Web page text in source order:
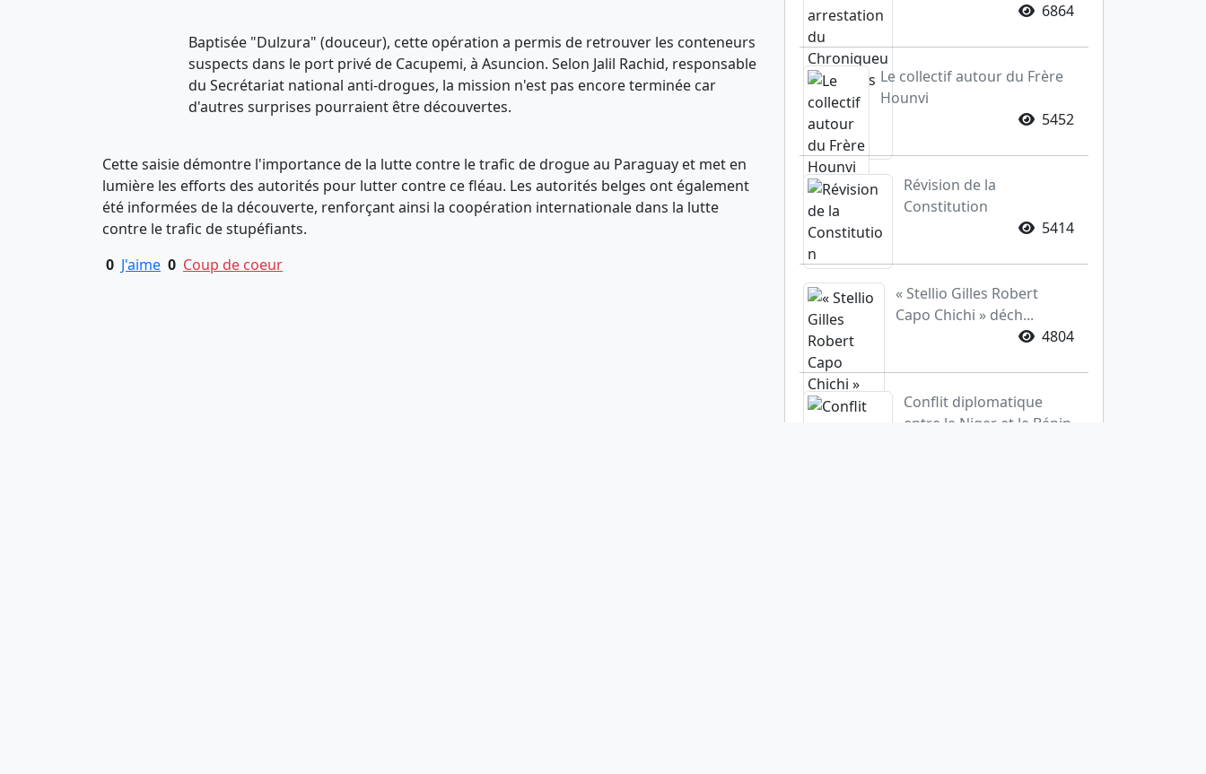
Baptisée "Dulzura" (douceur), cette opération a permis de retrouver les conteneurs
suspects dans le port privé de Cacupemi, à Asuncion. Selon Jalil Rachid, responsable
du Secrétariat national anti-drogues, la mission n'est pas encore terminée car
d'autres surprises pourraient être découvertes.
Cette saisie démontre l'importance de la lutte contre le trafic de drogue au Paraguay et met en
lumière les efforts des autorités pour lutter contre ce fléau. Les autorités belges ont également
été informées de la découverte, renforçant ainsi la coopération internationale dans la lutte
contre le trafic de stupéfiants.
0 J'aime 0 Coup de coeur
6864
Le collectif autour du Frère
Hounvi
5452
Révision de la
Constitution
5414
« Stellio Gilles Robert
Capo Chichi » déch...
4804
Conflit diplomatique
entre le Niger et le Bénin